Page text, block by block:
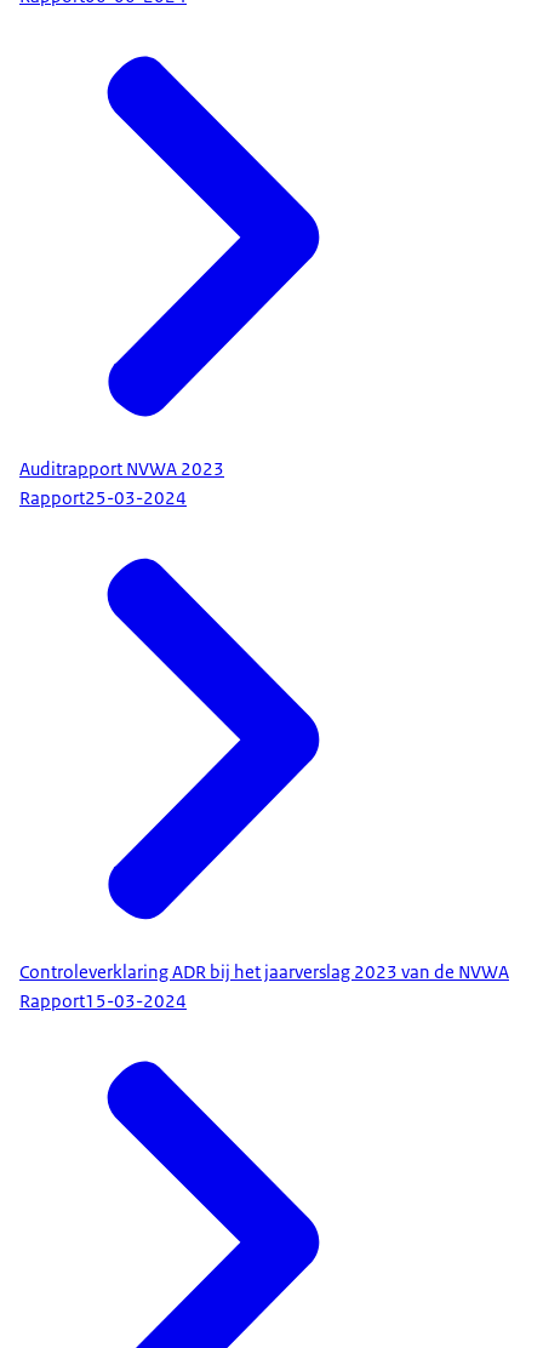
Auditrapport NVWA 2023
Rapport25-03-2024
Controleverklaring ADR bij het jaarverslag 2023 van de NVWA
Rapport15-03-2024